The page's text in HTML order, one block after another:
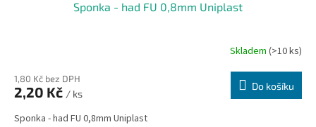
Sponka - had FU 0,8mm Uniplast
Skladem (>10 ks)
1,80 Kč bez DPH
2,20 Kč / ks
Do košíku
Sponka - had FU 0,8mm Uniplast